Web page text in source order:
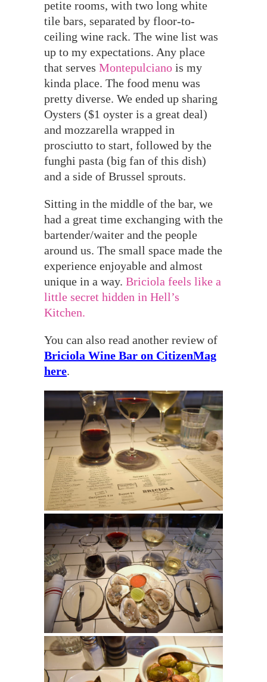
petite rooms, with two long white
tile bars, separated by floor-to-
ceiling wine rack. The wine list was
up to my expectations. Any place
that serves Montepulciano is my
kinda place. The food menu was
pretty diverse. We ended up sharing
Oysters ($1 oyster is a great deal)
and mozzarella wrapped in
prosciutto to start, followed by the
funghi pasta (big fan of this dish)
and a side of Brussel sprouts.
Sitting in the middle of the bar, we
had a great time exchanging with the
bartender/waiter and the people
around us. The small space made the
experience enjoyable and almost
unique in a way. Briciola feels like a
little secret hidden in Hell’s
Kitchen.
You can also read another review of
Briciola Wine Bar on CitizenMag
here.